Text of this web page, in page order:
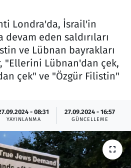
Londra'da, İsrail'in
devam eden saldırıları
ve Lübnan bayrakları
"Ellerini Lübnan'dan çek,
çek" ve "Özgür Filistin"
- 08:31
YAYINLANMA
27.09.2024 - 16:57
GÜNCELLEME